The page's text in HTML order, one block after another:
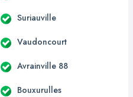
Suriauville
Vaudoncourt
Avrainville 88
Bouxurulles